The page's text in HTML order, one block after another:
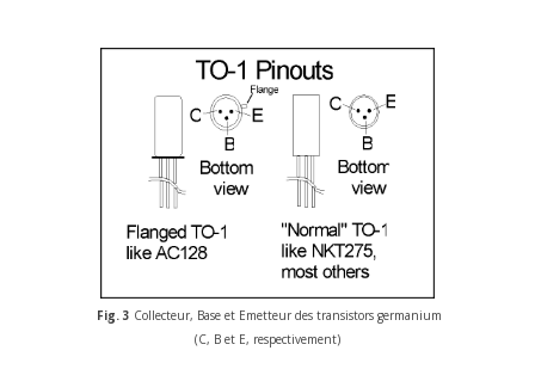
Fig. 3 Collecteur, Base et Emetteur des transistors germanium
(C, B et E, respectivement)